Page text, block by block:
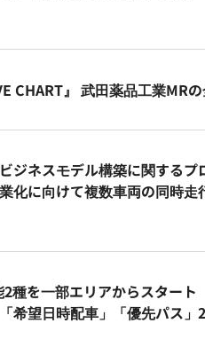
CHART』 武田薬品工業MR
ジネスモデル構築に関する
化に向けて複数車両の同時
2種を一部エリアからスター
望日時配車」「優先パス」